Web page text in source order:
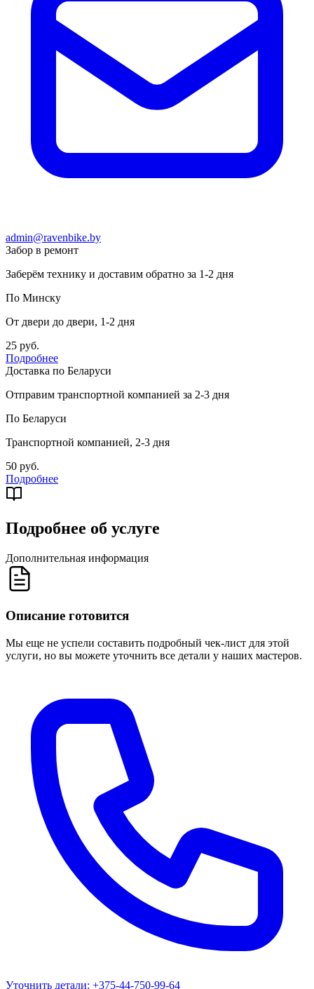
admin@ravenbike.by
Забор в ремонт
Заберём технику и доставим обратно за 1-2 дня
По Минску
От двери до двери, 1-2 дня
25 руб.
Подробнее
Доставка по Беларуси
Отправим транспортной компанией за 2-3 дня
По Беларуси
Транспортной компанией, 2-3 дня
50 руб.
Подробнее
Подробнее об услуге
Дополнительная информация
Описание готовится
Мы еще не успели составить подробный чек-лист для этой
услуги, но вы можете уточнить все детали у наших мастеров.
Уточнить детали: +375-44-750-99-64